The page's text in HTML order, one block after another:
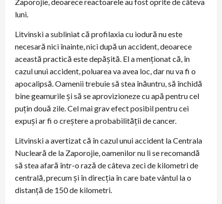
luni.
Litvinski a subliniat că profilaxia cu iodură nu este
necesară nici înainte, nici după un accident, deoarece
această practică este depășită. El a menționat că, în
cazul unui accident, poluarea va avea loc, dar nu va fi o
apocalipsă. Oamenii trebuie să stea înăuntru, să închidă
bine geamurile și să se aprovizioneze cu apă pentru cel
puțin două zile. Cel mai grav efect posibil pentru cei
expuși ar fi o creștere a probabilității de cancer.
Litvinski a avertizat că în cazul unui accident la Centrala
Nucleară de la Zaporojie, oamenilor nu li se recomandă
să stea afară într-o rază de câteva zeci de kilometri de
centrală, precum și în direcția în care bate vântul la o
distanță de 150 de kilometri.